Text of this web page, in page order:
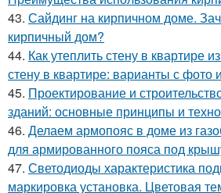
43. Сайдинг на кирпичном доме.
кирпичный дом?
44. Как утеплить стену в квартире
стену в квартире: варианты с фото
45. Проектирование и
зданий: основные принципы и
46. Делаем армопояс в доме из
для армированного пояса под
47. Светодиоды характеристика
маркировка установка. Цветовая